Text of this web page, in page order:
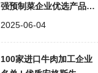
强预制菜企业优选产品与
行业趋势
2025-06-04
100家进口牛肉加工企业